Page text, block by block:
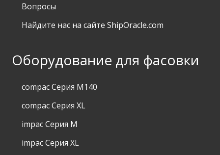
Вопросы
Найдите нас на сайте ShipOracle.com
Оборудование для фасовки
compac Серия M140
compac Серия XL
impac Серия M
impac Серия XL